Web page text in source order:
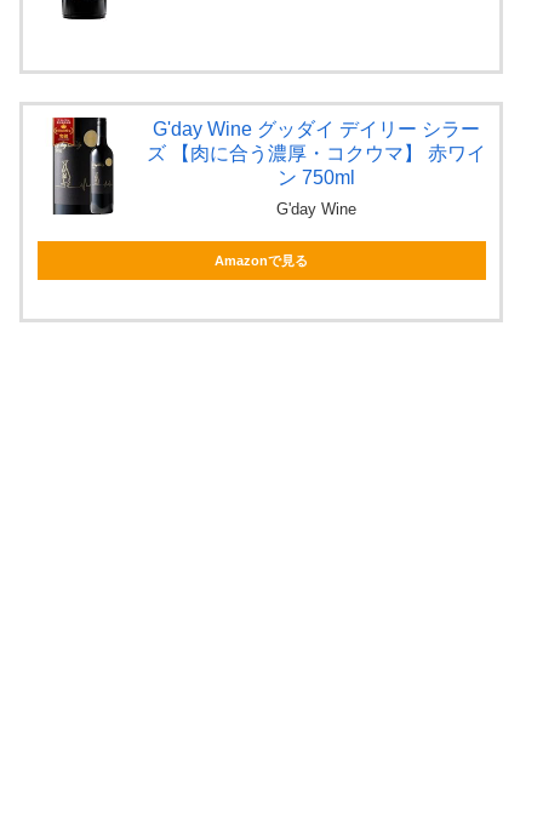
G'day Wine グッダイ デイリー シラー
ズ 【肉に合う濃厚・コクウマ】 赤ワイ
ン 750ml
G'day Wine
Amazonで見る